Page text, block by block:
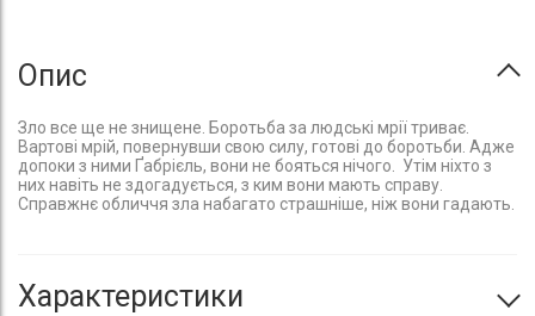
Опис
Зло все ще не знищене. Боротьба за людські мрії триває.
Вартові мрій, повернувши свою силу, готові до боротьби. Адже
допоки з ними Ґабрієль, вони не бояться нічого. Утім ніхто з
них навіть не здогадується, з ким вони мають справу.
Справжнє обличчя зла набагато страшніше, ніж вони гадають.
Характеристики